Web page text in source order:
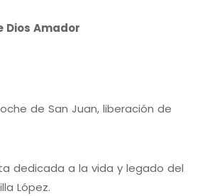
Dios Amador
de San Juan, liberación de
dedicada a la vida y legado del
López.